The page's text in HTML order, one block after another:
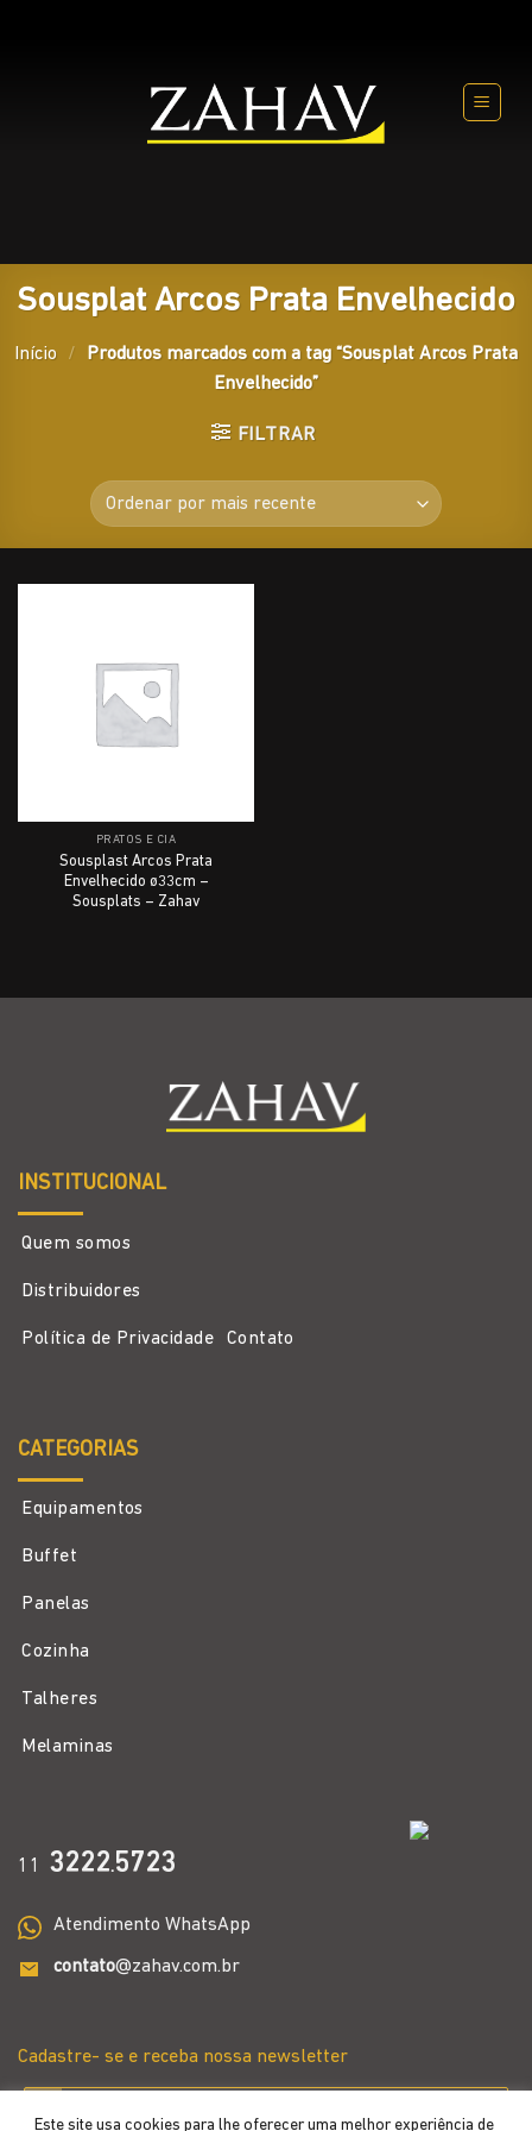
Este site usa cookies para lhe oferecer uma melhor experiência de
Sousplat Arcos Prata Envelhecido
Início /
Produtos marcados com a tag “Sousplat Arcos Prata
Envelhecido”
FILTRAR
PRATOS E CIA
Sousplast Arcos Prata
Envelhecido ø33cm –
Sousplats – Zahav
INSTITUCIONAL
Quem somos
Distribuidores
Política de Privacidade Contato
CATEGORIAS
Equipamentos
Buffet
Panelas
Cozinha
Talheres
Melaminas
11 3222.5723
Atendimento WhatsApp
contato@zahav.com.br
Cadastre- se e receba nossa newsletter